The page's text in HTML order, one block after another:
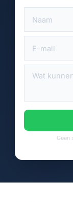
Geen